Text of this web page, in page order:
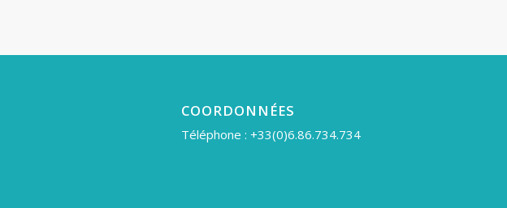
COORDONNÉES
Téléphone : +33(0)6.86.734.734